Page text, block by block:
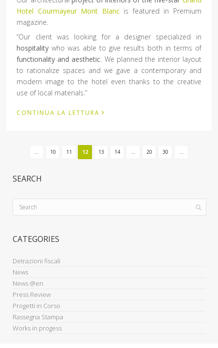
Hotel Courmayeur Mont Blancis featured in Premium
magazine.
“Our client was looking for a designer specialized in
hospitality who was able to give results both in terms of
functionality and aesthetic. We planned the interior layout
to rationalize spaces and we gave a contemporary and
modern image to the hotel even thanks to the creative
use of local materials.”
CONTINUA LA LETTURA ›
... 10 11 12 13 14 ... 20 30 ...
SEARCH
CATEGORIES
Detrazioni fiscali
News
News @en
Press Review
Progetti in Corso
Rassegna Stampa
Works in progess